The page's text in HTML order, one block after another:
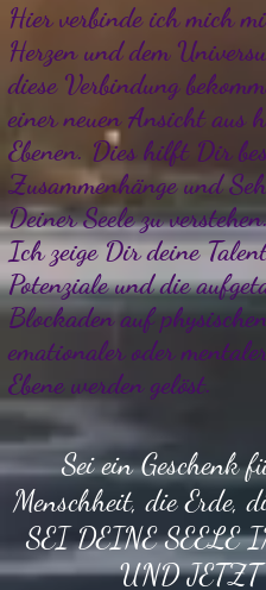
Hier verbinde ich mich
Herzen und dem
diese Verbindung
einer neuen Ansicht aus
Ebenen. Dies hilft Dir
Zusammenhänge und
Deiner Seele zu
Ich zeige Dir deine
Potenziale und die
Blockaden auf
emationaler oder
Ebene werden gelöst.
Sei ein Geschenk
Menschheit, die Erde,
SEI DEINE SEELE
UND JETZT